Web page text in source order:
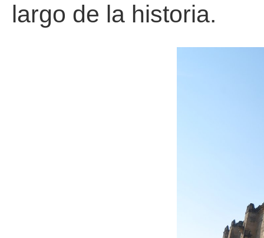
largo de la historia.